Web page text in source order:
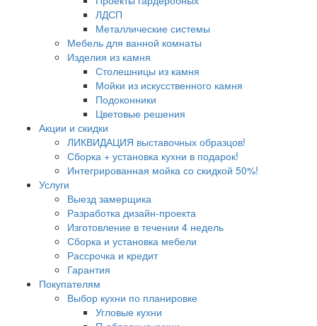
ЛДСП
Металлические системы
Мебель для ванной комнаты
Изделия из камня
Столешницы из камня
Мойки из искусственного камня
Подоконники
Цветовые решения
Акции и скидки
ЛИКВИДАЦИЯ выставочных образцов!
Сборка + установка кухни в подарок!
Интегрированная мойка со скидкой 50%!
Услуги
Выезд замерщика
Разработка дизайн-проекта
Изготовление в течении 4 недель
Сборка и установка мебели
Рассрочка и кредит
Гарантия
Покупателям
Выбор кухни по планировке
Угловые кухни